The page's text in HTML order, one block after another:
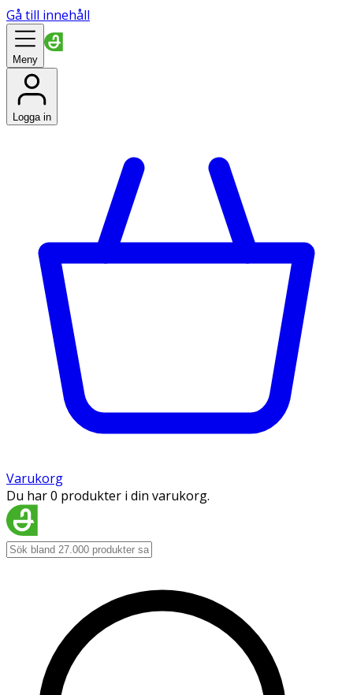
Gå till innehåll
Meny
Logga in
Varukorg
Du har 0 produkter i din varukorg.